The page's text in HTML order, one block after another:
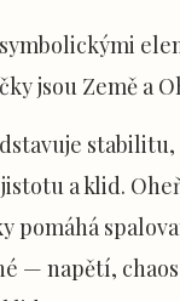
jsou Země a
stabilitu,
a klid.
pomáhá
— napětí,